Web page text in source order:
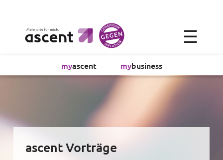
myascent mybusiness
×
Alltagsökonomie
Absicherung
Finanzvorsorge
☰
ascent Vorträge